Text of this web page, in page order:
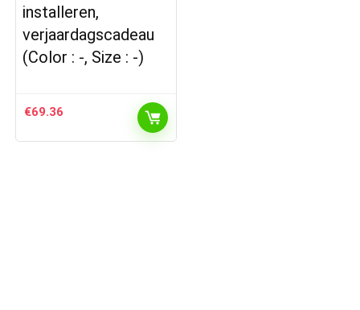
installeren,
verjaardagscadeau
(Color : -, Size : -)
€69.36